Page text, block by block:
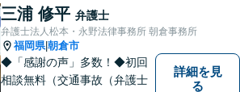
笑顔と元気を取り戻し、新た
な第一歩を踏み出せるよう、
最大限尽力します。
三浦 修平 弁護士
弁護士法人松本・永野法律事務所 朝倉事務所
福岡県|朝倉市
◆「感謝の声」多数！◆初回
相談無料（交通事故（弁護士
詳細を見
る